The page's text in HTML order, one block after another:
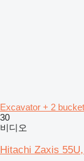
Excavator + 2
30
비디오
Hitachi Zaxis